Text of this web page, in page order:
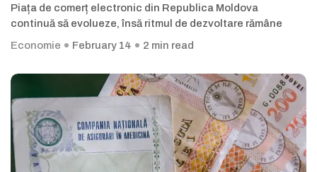
Piața de comerț electronic din Republica Moldova
continuă să evolueze, însă ritmul de dezvoltare rămâne
Economie
February 14 2 min read